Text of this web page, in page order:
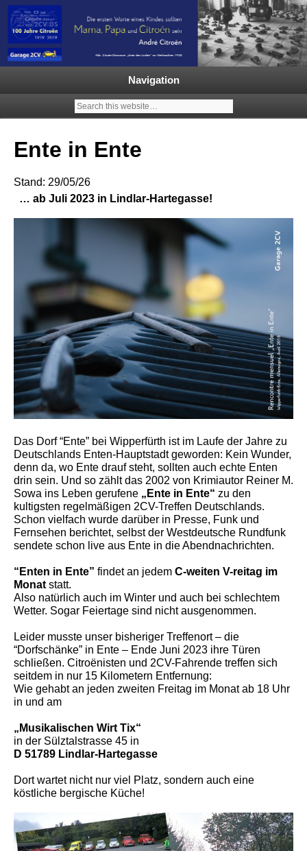
Ein neuer Citroën 2CV | ECO
2000 |1.200 Enten mehr in
Deutschland | French Classic
Events |
Garage 2CV – Automobile Klassiker
Navigation
Ente in Ente
Stand: 29/05/26
… ab Juli 2023 in Lindlar-Hartegasse!
Das Dorf “Ente” bei Wipperfürth ist im Laufe der Jahre zu
Deutschlands Enten-Hauptstadt geworden: Kein Wunder,
denn da, wo Ente drauf steht, sollten auch echte Enten
drin sein. Und so zählt das 2002 von Krimiautor Reiner M.
Sowa ins Leben gerufene „Ente in Ente“ zu den
kultigsten regelmäßigen 2CV-Treffen Deutschlands.
Schon vielfach wurde darüber in Presse, Funk und
Fernsehen berichtet, selbst der Westdeutsche Rundfunk
sendete schon live aus Ente in die Abendnachrichten.
“Enten in Ente” findet an jedem C-weiten V-reitag im
Monatstatt.
Also natürlich auch im Winter und auch bei schlechtem
Wetter. Sogar Feiertage sind nicht ausgenommen.
Leider musste unser bisheriger Treffenort – die
“Dorfschänke” in Ente – Ende Juni 2023 ihre Türen
schließen. Citroënisten und 2CV-Fahrende treffen sich
seitdem in nur 15 Kilometern Entfernung:
Wie gehabt an jeden zweiten Freitag im Monat ab 18 Uhr
in und am
„Musikalischen Wirt Tix“
in der Sülztalstrasse 45 in
D 51789 Lindlar-Hartegasse
Dort wartet nicht nur viel Platz, sondern auch eine
köstliche bergische Küche!